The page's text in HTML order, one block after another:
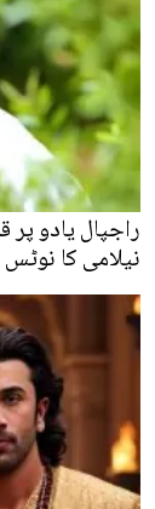
راجپال یادو
نیلامی کا